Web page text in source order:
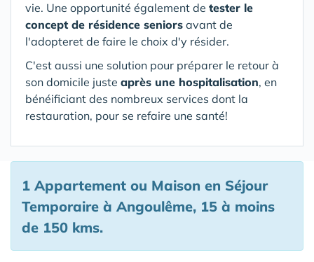
vie. Une opportunité également de tester le
concept de résidence seniors avant de
l'adopteret de faire le choix d'y résider.
C'est aussi une solution pour préparer le retour à
son domicile juste après une hospitalisation, en
bénéificiant des nombreux services dont la
restauration, pour se refaire une santé!
1 Appartement ou Maison en Séjour
Temporaire à Angoulême, 15 à moins
de 150 kms.